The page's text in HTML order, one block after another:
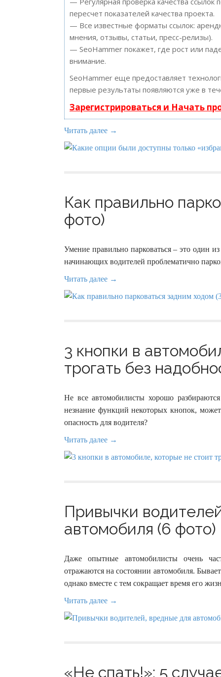
пересчет показателей качества проекта.
— Все известные форматы ссылок:
мнения, отзывы, статьи, пресс-релизы).
— SeoHammer покажет, где рост или
внимание.
SeoHammer еще предоставляет
первые результаты появляются уже в
Зарегистрироваться и Начать
Читать далее →
Как правильно
фото)
Умение правильно парковаться – это один
начинающих водителей проблематично
Читать далее →
3 кнопки в
трогать без
Не все автомобилисты хорошо
незнание функций некоторых кнопок,
опасность для водителя?
Читать далее →
Привычки
автомобиля (6 фото)
Даже опытные автомобилисты очень
отражаются на состоянии автомобиля.
однако вместе с тем сокращает время его
Читать далее →
«Не спать!»: 5